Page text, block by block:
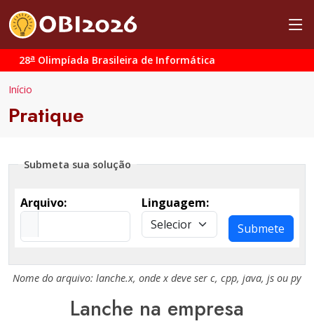
28a Olimpíada Brasileira de Informática
Início
Pratique
Submeta sua solução
Arquivo:
Linguagem:
Submete
Nome do arquivo: lanche.x, ondex deve ser c, cpp, java, js ou py
Lanche na empresa